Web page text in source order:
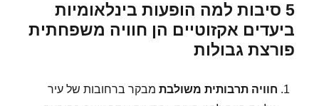
5 סיבות למה הופעות בינלאומיות
ביעדים אקזוטיים הן חוויה משפחתית
פורצת גבולות
חוויה תרבותית משולבת מבקר ברחובות של עיר